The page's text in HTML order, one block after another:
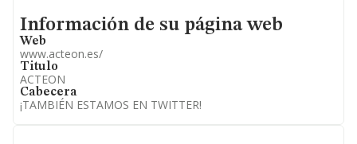
Información oficial y registral complementaria.
Informacion de su página web
Información de su página web
Web
www.acteon.es/
Titulo
ACTEON
Cabecera
¡TAMBIÉN ESTAMOS EN TWITTER!